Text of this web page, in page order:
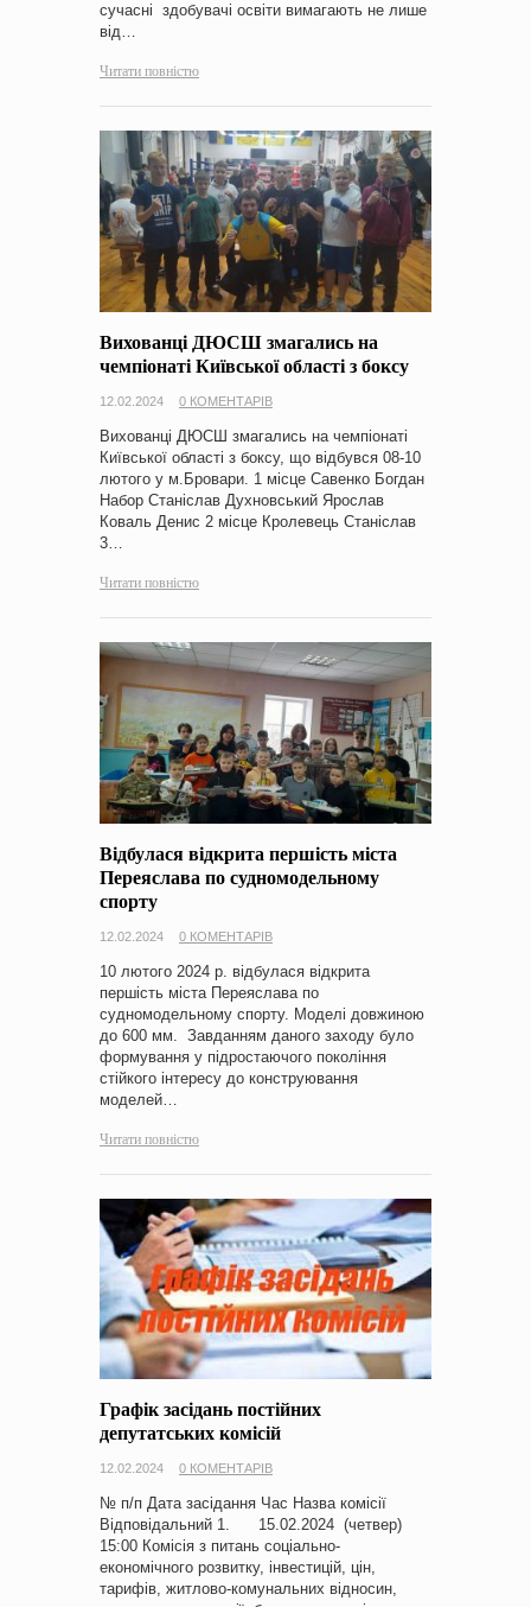
сучасні здобувачі освіти вимагають не лише
від…
Читати повністю
Вихованці ДЮСШ змагались на
чемпіонаті Київської області з боксу
12.02.2024 0 КОМЕНТАРІВ
Вихованці ДЮСШ змагались на чемпіонаті
Київської області з боксу, що відбувся 08-10
лютого у м.Бровари. 1 місце Савенко Богдан
Набор Станіслав Духновський Ярослав
Коваль Денис 2 місце Кролевець Станіслав
3…
Читати повністю
Відбулася відкрита першість міста
Переяслава по судномодельному
спорту
12.02.2024 0 КОМЕНТАРІВ
10 лютого 2024 р. відбулася відкрита
першість міста Переяслава по
судномодельному спорту. Моделі довжиною
до 600 мм. Завданням даного заходу було
формування у підростаючого покоління
стійкого інтересу до конструювання
моделей…
Читати повністю
Графік засідань постійних
депутатських комісій
12.02.2024 0 КОМЕНТАРІВ
№ п/п Дата засідання Час Назва комісії
Відповідальний 1. 15.02.2024 (четвер)
15:00 Комісія з питань соціально-
економічного розвитку, інвестицій, цін,
тарифів, житлово-комунальних відносин,